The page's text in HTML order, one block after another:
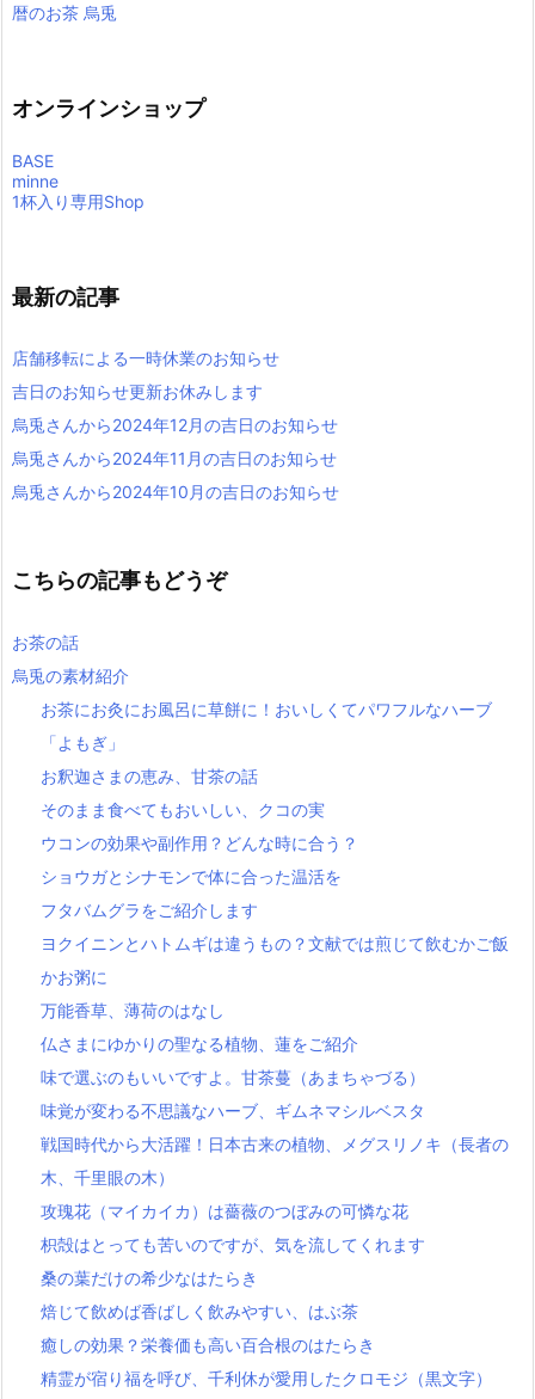
暦のお茶 烏兎
オンラインショップ
BASE
minne
1杯入り専用Shop
最新の記事
店舗移転による一時休業のお知らせ
吉日のお知らせ更新お休みします
烏兎さんから2024年12月の吉日のお知らせ
烏兎さんから2024年11月の吉日のお知らせ
烏兎さんから2024年10月の吉日のお知らせ
こちらの記事もどうぞ
お茶の話
烏兎の素材紹介
お茶にお灸にお風呂に草餅に！おいしくてパワフルなハーブ
「よもぎ」
お釈迦さまの恵み、甘茶の話
そのまま食べてもおいしい、クコの実
ウコンの効果や副作用？どんな時に合う？
ショウガとシナモンで体に合った温活を
フタバムグラをご紹介します
ヨクイニンとハトムギは違うもの？文献では煎じて飲むかご飯
かお粥に
万能香草、薄荷のはなし
仏さまにゆかりの聖なる植物、蓮をご紹介
味で選ぶのもいいですよ。甘茶蔓（あまちゃづる）
味覚が変わる不思議なハーブ、ギムネマシルベスタ
戦国時代から大活躍！日本古来の植物、メグスリノキ（長者の
木、千里眼の木）
攻瑰花（マイカイカ）は薔薇のつぼみの可憐な花
枳殻はとっても苦いのですが、気を流してくれます
桑の葉だけの希少なはたらき
焙じて飲めば香ばしく飲みやすい、はぶ茶
癒しの効果？栄養価も高い百合根のはたらき
精霊が宿り福を呼び、千利休が愛用したクロモジ（黒文字）